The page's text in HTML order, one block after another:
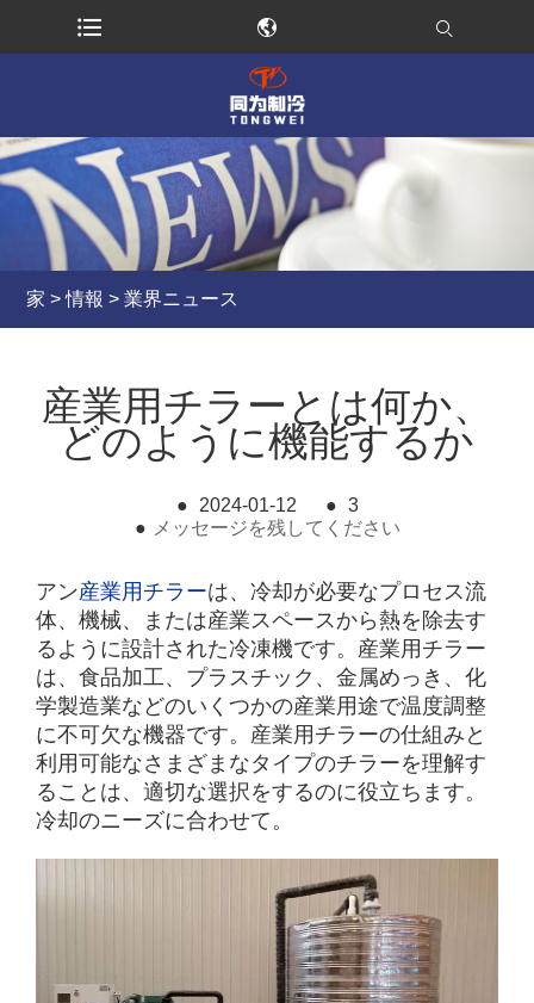
家 > 情報 >業界ニュース
産業用チラーとは何か、
どのように機能するか
● 2024-01-12 ● 3
● メッセージを残してください
アン産業用チラーは、冷却が必要なプロセス流
体、機械、または産業スペースから熱を除去す
るように設計された冷凍機です。産業用チラー
は、食品加工、プラスチック、金属めっき、化
学製造業などのいくつかの産業用途で温度調整
に不可欠な機器です。産業用チラーの仕組みと
利用可能なさまざまなタイプのチラーを理解す
ることは、適切な選択をするのに役立ちます。
冷却のニーズに合わせて。